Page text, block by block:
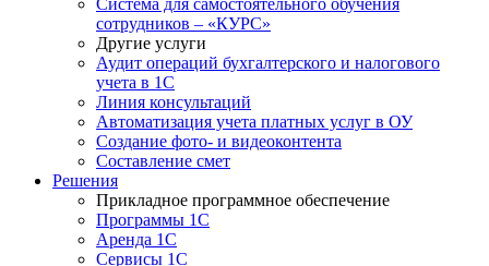
Система для самостоятельного обучения
сотрудников – «КУРС»
Другие услуги
Аудит операций бухгалтерского и налогового
учета в 1С
Линия консультаций
Автоматизация учета платных услуг в ОУ
Создание фото- и видеоконтента
Составление смет
Решения
Прикладное программное обеспечение
Программы 1С
Аренда 1С
Сервисы 1С